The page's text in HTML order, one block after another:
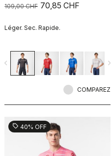
109,00 CHF 70,85 CHF
Léger. Sec. Rapide.
navigate_before
COMPAREZ
sell 40% OFF